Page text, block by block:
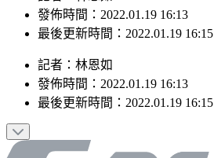
發佈時間：2022.01.19 16:13
最後更新時間：2022.01.19 16:15
記者 ： 林恩如
發佈時間： 2022.01.19 16:13
最後更新時間： 2022.01.19 16:15